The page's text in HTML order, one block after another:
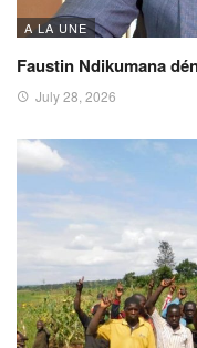
A LA UNE
Faustin Ndikumana
July 28, 2026